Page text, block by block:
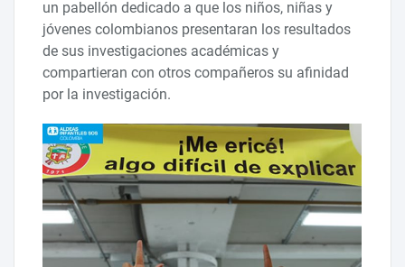
un pabellón dedicado a que los niños, niñas y
jóvenes colombianos presentaran los resultados
de sus investigaciones académicas y
compartieran con otros compañeros su afinidad
por la investigación.